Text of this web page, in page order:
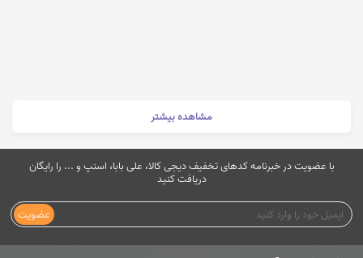
مشاهده بیشتر
با عضویت در خبرنامه کدهای تخفیف دیجی کالا، علی بابا، اسنپ و ... را رایگان
دریافت کنید
عضویت